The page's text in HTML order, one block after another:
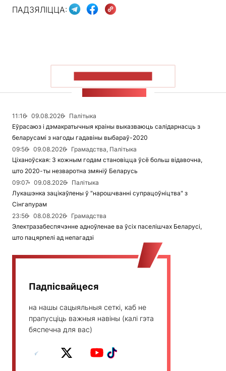
ПАДЗЯЛІЦЦА:
11:16 09.08.2026
Палітыка
Еўрасаюз і дэмакратычныя краіны выказваюць салідарнасць з
беларусамі з нагоды гадавіны выбараў-2020
09:56
09.08.2026
Грамадства, Палітыка
Ціханоўская: З кожным годам становіцца ўсё больш відавочна,
што 2020-ты незваротна змяніў Беларусь
09:07
09.08.2026
Палітыка
Лукашэнка зацікаўлены ў "нарошчванні супрацоўніцтва" з
Сінгапурам
23:56
08.08.2026
Грамадства
Электразабеспячэнне адноўленае ва ўсіх паселішчах Беларусі,
што пацярпелі ад непагадзі
Падпісвайцеся
на нашы сацыяльныя сеткі, каб не
прапусціць важныя навіны (калі гэта
бяспечна для вас)